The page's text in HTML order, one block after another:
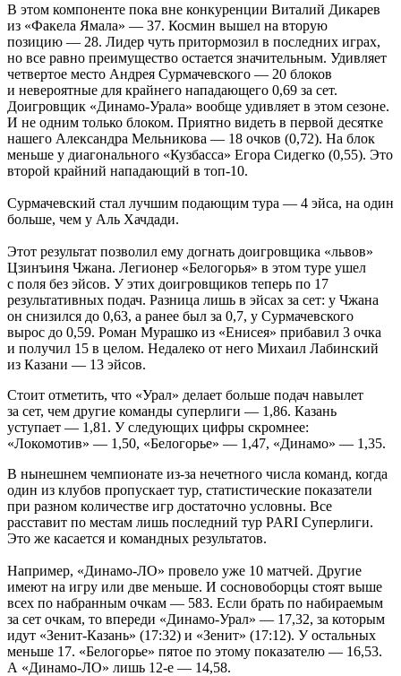
В этом компоненте пока вне конкуренции Виталий Дикарев
из «Факела Ямала» — 37. Космин вышел на вторую
позицию — 28. Лидер чуть притормозил в последних играх,
но все равно преимущество остается значительным. Удивляет
четвертое место Андрея Сурмачевского — 20 блоков
и невероятные для крайнего нападающего 0,69 за сет.
Доигровщик «Динамо-Урала» вообще удивляет в этом сезоне.
И не одним только блоком. Приятно видеть в первой десятке
нашего Александра Мельникова — 18 очков (0,72). На блок
меньше у диагонального «Кузбасса» Егора Сидегко (0,55). Это
второй крайний нападающий в топ-10.
Сурмачевский стал лучшим подающим тура — 4 эйса, на один
больше, чем у Аль Хачдади.
Этот результат позволил ему догнать доигровщика «львов»
Цзинъиня Чжана. Легионер «Белогорья» в этом туре ушел
с поля без эйсов. У этих доигровщиков теперь по 17
результативных подач. Разница лишь в эйсах за сет: у Чжана
он снизился до 0,63, а ранее был за 0,7, у Сурмачевского
вырос до 0,59. Роман Мурашко из «Енисея» прибавил 3 очка
и получил 15 в целом. Недалеко от него Михаил Лабинский
из Казани — 13 эйсов.
Стоит отметить, что «Урал» делает больше подач навылет
за сет, чем другие команды суперлиги — 1,86. Казань
уступает — 1,81. У следующих цифры скромнее:
«Локомотив» — 1,50, «Белогорье» — 1,47, «Динамо» — 1,35.
В нынешнем чемпионате из-за нечетного числа команд, когда
один из клубов пропускает тур, статистические показатели
при разном количестве игр достаточно условны. Все
расставит по местам лишь последний тур PARI Суперлиги.
Это же касается и командных результатов.
Например, «Динамо-ЛО» провело уже 10 матчей. Другие
имеют на игру или две меньше. И сосновоборцы стоят выше
всех по набранным очкам — 583. Если брать по набираемым
за сет очкам, то впереди «Динамо-Урал» — 17,32, за которым
идут «Зенит-Казань» (17:32) и «Зенит» (17:12). У остальных
меньше 17. «Белогорье» пятое по этому показателю — 16,53.
А «Динамо-ЛО» лишь 12-е — 14,58.